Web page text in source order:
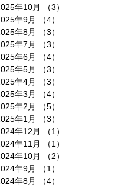
年10月
（3）
年9月
（4）
年8月
（3）
年7月
（3）
年6月
（4）
年5月
（3）
年4月
（3）
年3月
（4）
年2月
（5）
年1月
（3）
年12月
（1）
年11月
（1）
年10月
（2）
年9月
（1）
年8月
（4）